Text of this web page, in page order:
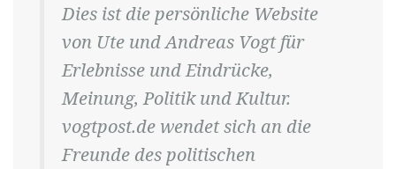
Dies ist die persönliche Website
von Ute und Andreas Vogt für
Erlebnisse und Eindrücke,
Meinung, Politik und Kultur.
vogtpost.de wendet sich an die
Freunde des politischen